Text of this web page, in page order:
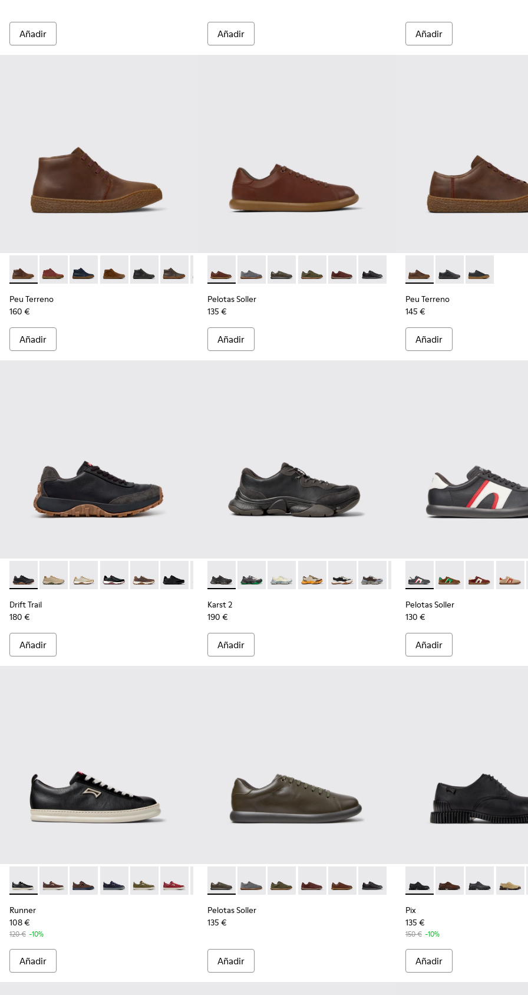
Añadir Añadir Añadir
Peu Terreno - K300467-007 - Botines de nobuk marrones para hombre.
Peu Terreno - K300467-014
Peu Terreno - K300467-013
Peu Terreno - K300467-012
Peu Terreno - K300467-009
Peu Terreno - K300467-008
Peu Terreno - K300467-006
Peu Terreno - K300467-005
Peu Terreno
160 €
Añadir
Pelotas Soller - K101003-004 - Zapatillas de piel marrones para hombre.
Pelotas Soller - K101003-015
Pelotas Soller - K101003-014 - Zapatillas de piel verdes para
Pelotas Soller - K101003-009
Pelotas Soller - K101003-007
Pelotas Soller - K101003-001
Pelotas Soller
135 €
Añadir
Peu Terreno - K100927-013
Peu Terreno -Peu Terreno -
Peu Terreno
145 €
Añadir
Drift Trail - K100928-025 - Zapatillas negras de piel y nobuk para hombre.
Drift Trail - K100928-026 - Zapatillas multicolor de piel y nobuk para hombre.
Drift Trail - K100928-023
Drift Trail - K100928-021
Drift Trail - K100928-020
Drift Trail - K100928-015
Drift Trail - K100928-014
Drift Trail - K100928-001
Drift Trail
180 €
Añadir
Karst 2 - K101068-001 - Zapatillas de piel y nobuk en negro y gris para
Karst 2 - K101068-016 - Zapatillas de piel y nobuk multicolor para
Karst 2 - K101068-015
Karst 2 - K101068-012
Karst 2 - K101068-011
Karst 2 - K101068-008
Karst 2 - K101068-005
Karst 2 - K101068-004
Karst 2 -Karst 2 -
Karst 2
190 €
Añadir
Pelotas Soller - K100937-
Pelotas Soller -
Pelotas
Pelotas Soller
130 €
Añadir
Runner - K101052-002 - Zapatillas negras de piel y nobuk para hombre.
Runner - K101052-015
Runner - K101052-014 - Zapatillas de piel y nobuk marrones para hombre.
Runner - K101052-013
Runner - K101052-012
Runner - K101052-011 - Zapatillas de piel y nobuk color burdeos para hombre.
Runner - K101052-010
Runner - K101052-009
Runner - K101052-007
Runner - K101052-006
Runner - K101052-005
Runner - K101052-004
Runner - K101052-003 - Zapatillas
Runner
108 €
120 € -10%
Añadir
Pelotas Soller - K101003-014 - Zapatillas de piel verdes para hombre.
Pelotas Soller - K101003-015
Pelotas Soller - K101003-009
Pelotas Soller - K101003-007
Pelotas Soller - K101003-004 - Zapatillas de
Pelotas Soller - K101003-001
Pelotas Soller
135 €
Añadir
Pix - K101076-001 -
Pix - K101076-010
Pix - Pix -
Pix
135 €
150 € -10%
Añadir